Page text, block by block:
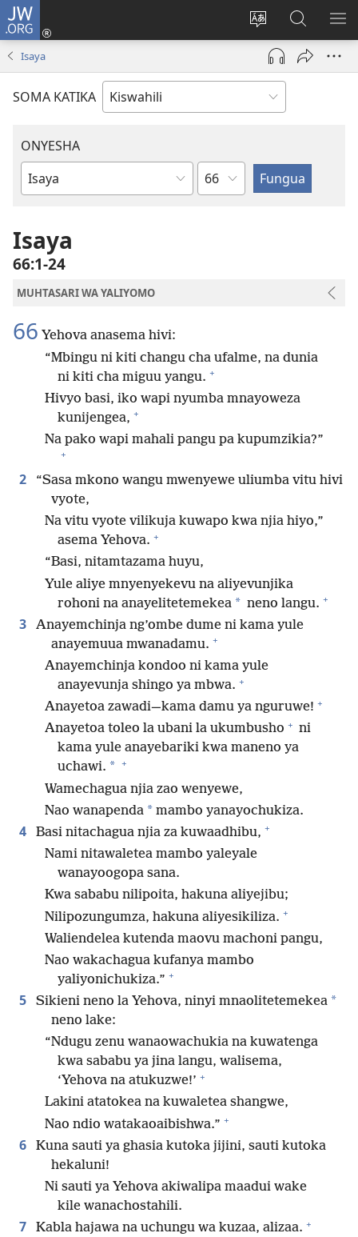
JW.ORG
Badili
lugha
ya
tovuti
Ingia
(opens
window)
Tafuta
Katika
JW.ORG
Isaya
SOMA KATIKA
ONYESHA
Kitabu
Sura
Isaya
66:1-24
MUHTASARI WA YALIYOMO
66 Yehova anasema hivi:
“Mbingu ni kiti changu cha ufalme, na dunia
ni kiti cha miguu yangu. +
Hivyo basi, iko wapi nyumba mnayoweza
kunijengea, +
Na pako wapi mahali pangu pa kupumzikia?”
+
2
“Sasa mkono wangu mwenyewe uliumba vitu hivi
vyote,
Na vitu vyote vilikuja kuwapo kwa njia hiyo,”
asema Yehova. +
“Basi, nitamtazama huyu,
Yule aliye mnyenyekevu na aliyevunjika
rohoni na anayelitetemekea * neno langu. +
3
Anayemchinja ng’ombe dume ni kama yule
anayemuua mwanadamu. +
Anayemchinja kondoo ni kama yule
anayevunja shingo ya mbwa. +
Anayetoa zawadi—kama damu ya nguruwe! +
Anayetoa toleo la ubani la ukumbusho + ni
kama yule anayebariki kwa maneno ya
uchawi. * +
Wamechagua njia zao wenyewe,
Nao wanapenda * mambo yanayochukiza.
4 Basi nitachagua njia za kuwaadhibu, +
Nami nitawaletea mambo yaleyale
wanayoogopa sana.
Kwa sababu nilipoita, hakuna aliyejibu;
Nilipozungumza, hakuna aliyesikiliza. +
Waliendelea kutenda maovu machoni pangu,
Nao wakachagua kufanya mambo
yaliyonichukiza.” +
5 Sikieni neno la Yehova, ninyi mnaolitetemekea *
neno lake:
“Ndugu zenu wanaowachukia na kuwatenga
kwa sababu ya jina langu, walisema,
‘Yehova na atukuzwe!’ +
Lakini atatokea na kuwaletea shangwe,
Nao ndio watakaoaibishwa.” +
6
Kuna sauti ya ghasia kutoka jijini, sauti kutoka
hekaluni!
Ni sauti ya Yehova akiwalipa maadui wake
kile wanachostahili.
7 Kabla hajawa na uchungu wa kuzaa, alizaa. +